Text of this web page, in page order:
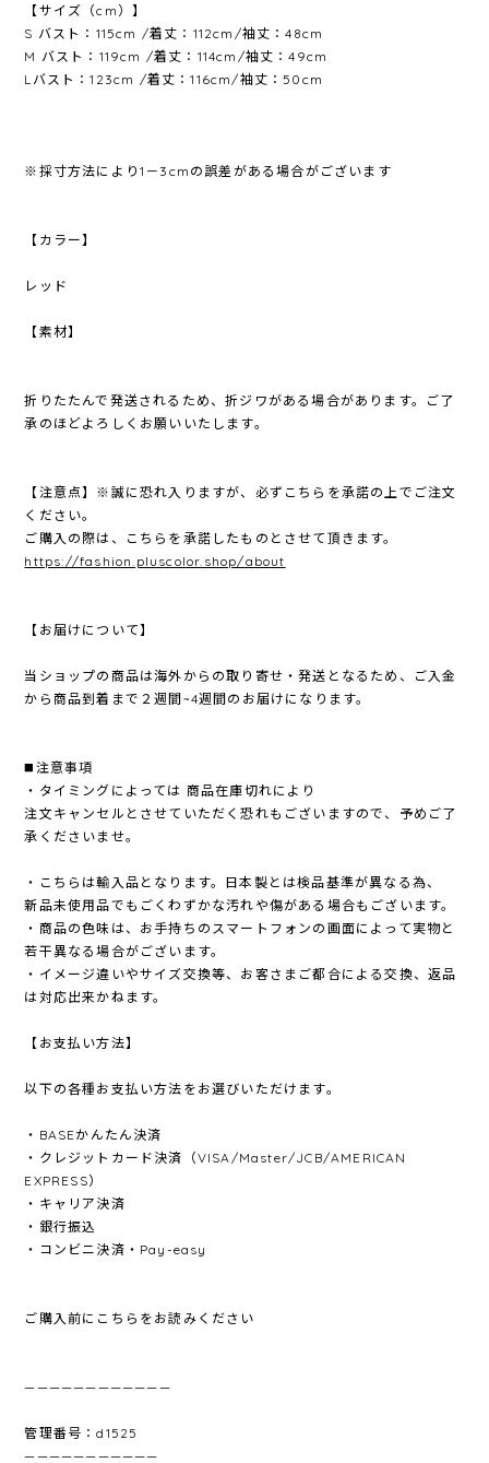
【サイズ（cm）】
S バスト：115cm /着丈：112cm/袖丈：48cm
M バスト：119cm /着丈：114cm/袖丈：49cm
Lバスト：123cm /着丈：116cm/袖丈：50cm
※採寸方法により1－3cmの誤差がある場合がございます
【カラー】
レッド
【素材】
折りたたんで発送されるため、折ジワがある場合があります。ご了
承のほどよろしくお願いいたします。
【注意点】※誠に恐れ入りますが、必ずこちらを承諾の上でご注文
ください。
ご購入の際は、こちらを承諾したものとさせて頂きます。
https://fashion.pluscolor.shop/about
【お届けについて】
当ショップの商品は海外からの取り寄せ・発送となるため、ご入金
から商品到着まで２週間~4週間のお届けになります。
◼️注意事項
・タイミングによっては 商品在庫切れにより
注文キャンセルとさせていただく恐れもございますので、予めご了
承くださいませ。
・こちらは輸入品となります。日本製とは検品基準が異なる為、
新品未使用品でもごくわずかな汚れや傷がある場合もございます。
・商品の色味は、お手持ちのスマートフォンの画面によって実物と
若干異なる場合がございます。
・イメージ違いやサイズ交換等、お客さまご都合による交換、返品
は対応出来かねます。
【お支払い方法】
以下の各種お支払い方法をお選びいただけます。
・BASEかんたん決済
・クレジットカード決済（VISA/Master/JCB/AMERICAN
EXPRESS）
・キャリア決済
・銀行振込
・コンビニ決済・Pay-easy
ご購入前にこちらをお読みください
————————————
管理番号：d1525
———————————